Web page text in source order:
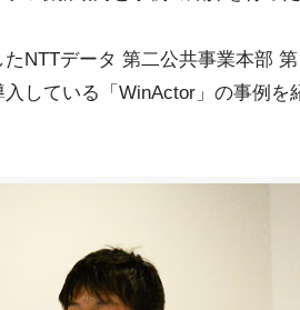
NTTデータ 第二公共事業本部
している「WinActor」の事例を